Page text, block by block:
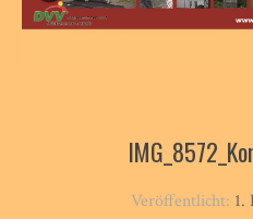
Veröffentlicht: 1.